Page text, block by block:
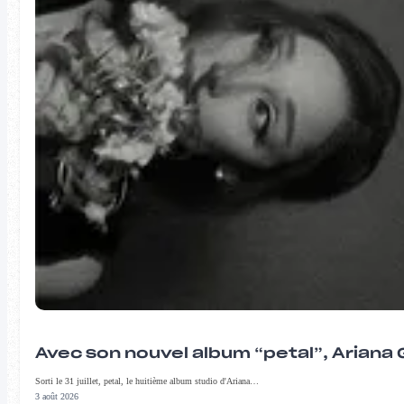
Avec son nouvel album “petal”,
Sorti le 31 juillet, petal, le huitième album studio d'Ariana…
3 août 2026